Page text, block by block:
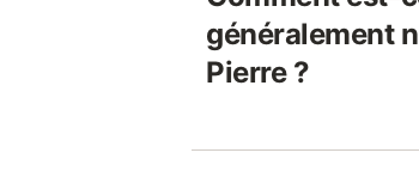
généralement
Pierre ?